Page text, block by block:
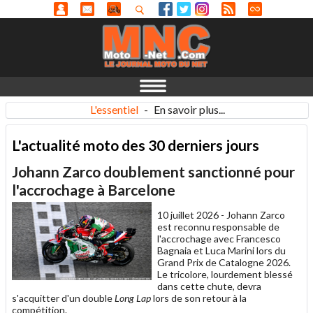
L'essentiel - En savoir plus...
L'actualité moto des 30 derniers jours
Johann Zarco doublement sanctionné pour
l'accrochage à Barcelone
10 juillet 2026 - Johann Zarco
est reconnu responsable de
l'accrochage avec Francesco
Bagnaia et Luca Marini lors du
Grand Prix de Catalogne 2026.
Le tricolore, lourdement blessé
dans cette chute, devra
s'acquitter d'un doubleLong Laplors de son retour à la
compétition.